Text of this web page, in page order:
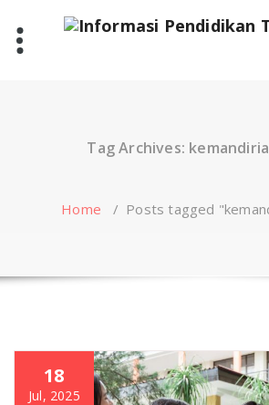
content
Tag Archives:
Home / Posts tagged
18
Jul, 2025